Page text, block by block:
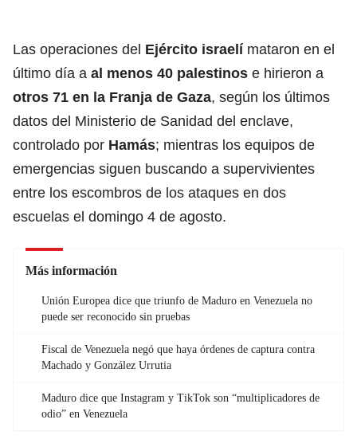
Las operaciones del Ejército israelímataron en el
último día a al menos 40 palestinos e hirieron a
otros 71 en la Franja de Gaza, según los últimos
datos del Ministerio de Sanidad del enclave,
controlado por Hamás; mientras los equipos de
emergencias siguen buscando a supervivientes
entre los escombros de los ataques en dos
escuelas el domingo 4 de agosto.
Más información
Unión Europea dice que triunfo de Maduro en Venezuela no
puede ser reconocido sin pruebas
Fiscal de Venezuela negó que haya órdenes de captura contra
Machado y González Urrutia
Maduro dice que Instagram y TikTok son “multiplicadores de
odio” en Venezuela